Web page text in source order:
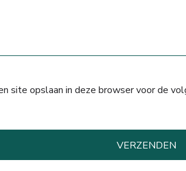
site opslaan in deze browser voor de